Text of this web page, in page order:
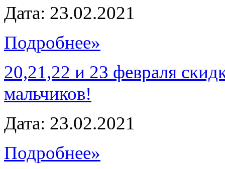
Дата: 23.02.2021
Подробнее»
20,21,22 и 23 февраля
мальчиков!
Дата: 23.02.2021
Подробнее»